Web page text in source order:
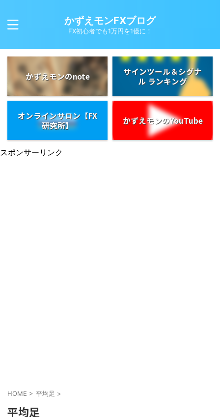
かずえモンFXブログ
FX初心者でも1万円を1億に！
かずえモンのnote
サインツール＆シグナ
ル ランキング
オンラインサロン【FX
研究所】
かずえモンのYouTube
スポンサーリンク
HOME > 平均足 >
平均足